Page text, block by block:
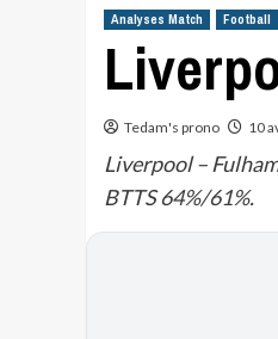
Analyses Match Football
Tedam's prono 10
Liverpool –
BTTS 64%/61%.